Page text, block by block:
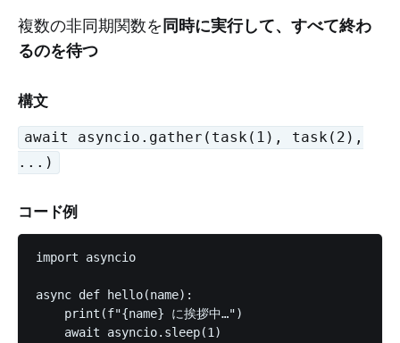
複数の非同期関数を同時に実行して、すべて終わ
るのを待つ
構文
await asyncio.gather(task(1), task(2),
...)
コード例
import asyncio
async def hello(name):
    print(f"{name} に挨拶中…")
    await asyncio.sleep(1)